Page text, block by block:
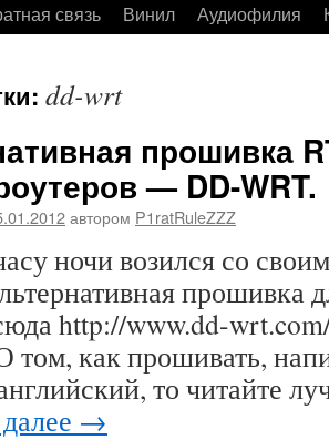
связь Винил Аудиофилия
dd-wrt
прошивка
— DD-WRT.
автором P1ratRuleZZZ
ночи возился со
прошивка
http://www.dd-
том, как прошивать,
то читайте
→